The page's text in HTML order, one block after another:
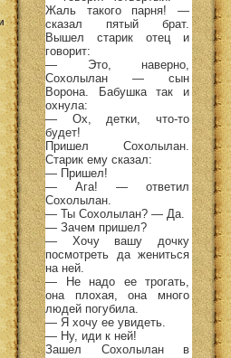
Жаль такого парня! —
сказал пятый брат.
Вышел старик отец и
говорит:
— Это, наверно,
Сохолылан — сын
Ворона. Бабушка так и
охнула:
— Ох, детки, что-то
будет!
Пришел Сохолылан.
Старик ему сказал:
— Пришел!
— Ага! — ответил
Сохолылан.
— Ты Сохолылан? — Да.
— Зачем пришел?
— Хочу вашу дочку
посмотреть да жениться
на ней.
— Не надо ее трогать,
она плохая, она много
людей погубила.
— Я хочу ее увидеть.
— Ну, иди к ней!
Зашел Сохолылан в